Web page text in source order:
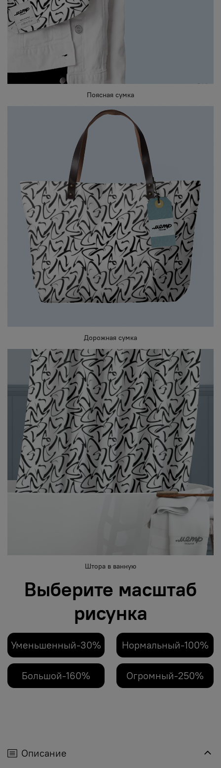
Поясная сумка
Дорожная сумка
Штора в ванную
Выберите масштаб
рисунка
Уменьшенный-30% Нормальный-100%
Большой-160% Огромный-250%
Описание